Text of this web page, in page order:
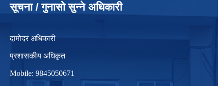
सूचना / गुनासो सुन्ने अधिकारी
दामोदर अधिकारी
प्रशासकीय अधिकृत
Mobile: 9845050671